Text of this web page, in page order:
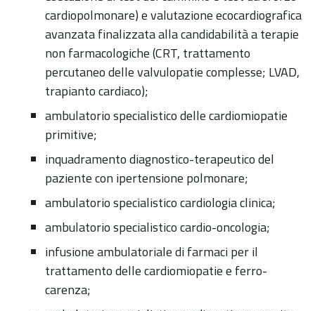
cardiopolmonare) e valutazione ecocardiografica
avanzata finalizzata alla candidabilità a terapie
non farmacologiche (CRT, trattamento
percutaneo delle valvulopatie complesse; LVAD,
trapianto cardiaco);
ambulatorio specialistico delle cardiomiopatie
primitive;
inquadramento diagnostico-terapeutico del
paziente con ipertensione polmonare;
ambulatorio specialistico cardiologia clinica;
ambulatorio specialistico cardio-oncologia;
infusione ambulatoriale di farmaci per il
trattamento delle cardiomiopatie e ferro-
carenza;